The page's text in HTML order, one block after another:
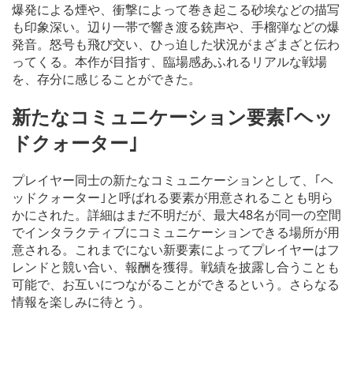
爆発による煙や、衝撃によって巻き起こる砂埃などの描写
も印象深い。辺り一帯で響き渡る銃声や、手榴弾などの爆
発音。怒号も飛び交い、ひっ迫した状況がまざまざと伝わ
ってくる。本作が目指す、臨場感あふれるリアルな戦場
を、存分に感じることができた。
新たなコミュニケーション要素｢ヘッ
ドクォーター｣
プレイヤー同士の新たなコミュニケーションとして、｢ヘ
ッドクォーター｣と呼ばれる要素が用意されることも明ら
かにされた。詳細はまだ不明だが、最大48名が同一の空間
でインタラクティブにコミュニケーションできる場所が用
意される。これまでにない新要素によってプレイヤーはフ
レンドと競い合い、報酬を獲得。戦績を披露し合うことも
可能で、お互いにつながることができるという。さらなる
情報を楽しみに待とう。